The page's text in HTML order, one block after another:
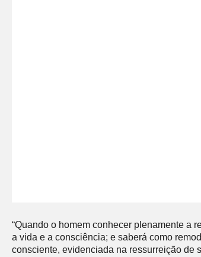
“Quando o homem conhecer plenamente a
a vida e a consciência; e saberá como
consciente, evidenciada na ressurreição de